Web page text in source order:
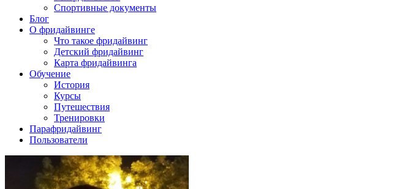
Спортивные документы
Блог
О фридайвинге
Что такое фридайвинг
Детский фридайвинг
Карта фридайвинга
Обучение
История
Курсы
Путешествия
Тренировки
Парафридайвинг
Пользователи